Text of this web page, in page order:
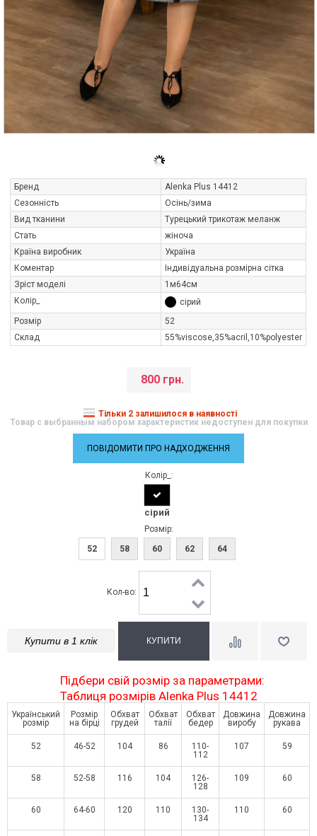
Бренд
Alenka Plus 14412
Сезонність
Осінь/зима
Вид тканини
Турецький трикотаж меланж
Стать
жіноча
Країна виробник
Україна
Коментар
Індивідуальна розмірна сітка
Зріст моделі
1м64см
Колір_
сірий
Розмір
52
Склад
55%viscose,35%aсril,10%polуester
800 грн.
Тільки 2 залишилося в наявності
Товар с выбранным набором характеристик недоступен для покупки
ПОВІДОМИТИ ПРО НАДХОДЖЕННЯ
Колір_:
сірий
Розмір:
52
58 60 62 64
Кол-во:
Купити в 1 клік
Підбери свій розмір за параметрами:
Таблиця розмірів Alenka Plus 14412
Український
розмір
Розмір
на бірці
Обхват
грудей
Обхват
талії
Обхват
бедер
Довжина
виробу
Довжина
рукава
52 46-52 104 86
110-
112
107 59
58 52-58 116 104
126-
128
109 60
60 64-60 120 110
130-
134
110 60